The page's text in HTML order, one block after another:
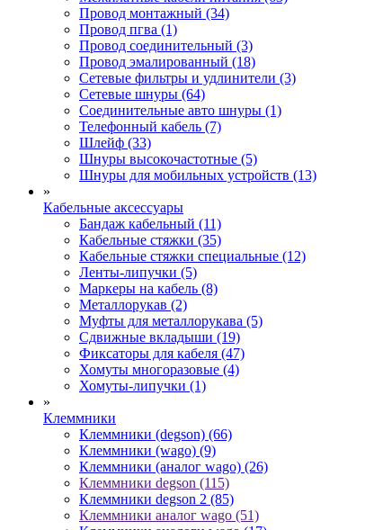
Провод монтажный (34)
Провод пгва (1)
Провод соединительный (3)
Провод эмалированный (18)
Сетевые фильтры и удлинители (3)
Сетевые шнуры (64)
Соединительные авто шнуры (1)
Телефонный кабель (7)
Шлейф (33)
Шнуры высокочастотные (5)
Шнуры для мобильных устройств (13)
»
Кабельные аксессуары
Бандаж кабельный (11)
Кабельные стяжки (35)
Кабельные стяжки специальные (12)
Ленты-липучки (5)
Маркеры на кабель (8)
Металлорукав (2)
Муфты для металлорукава (5)
Сдвижные вкладыши (19)
Фиксаторы для кабеля (47)
Хомуты многоразовые (4)
Хомуты-липучки (1)
»
Клеммники
Клеммники (degson) (66)
Клеммники (wago) (9)
Клеммники (аналог wago) (26)
Клеммники degson (115)
Клеммники degson 2 (85)
Клеммники аналог wago (51)